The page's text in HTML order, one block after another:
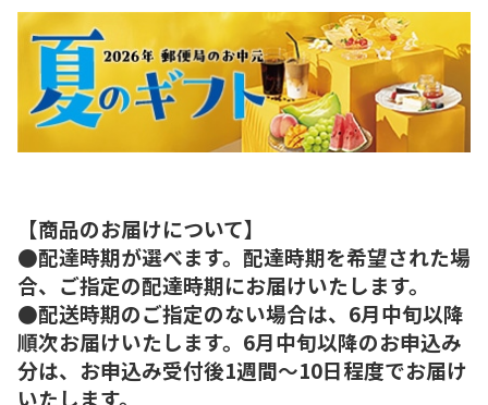
【商品のお届けについて】
●配達時期が選べます。配達時期を希望された場
合、ご指定の配達時期にお届けいたします。
●配送時期のご指定のない場合は、6月中旬以降
順次お届けいたします。6月中旬以降のお申込み
分は、お申込み受付後1週間～10日程度でお届け
いたします。